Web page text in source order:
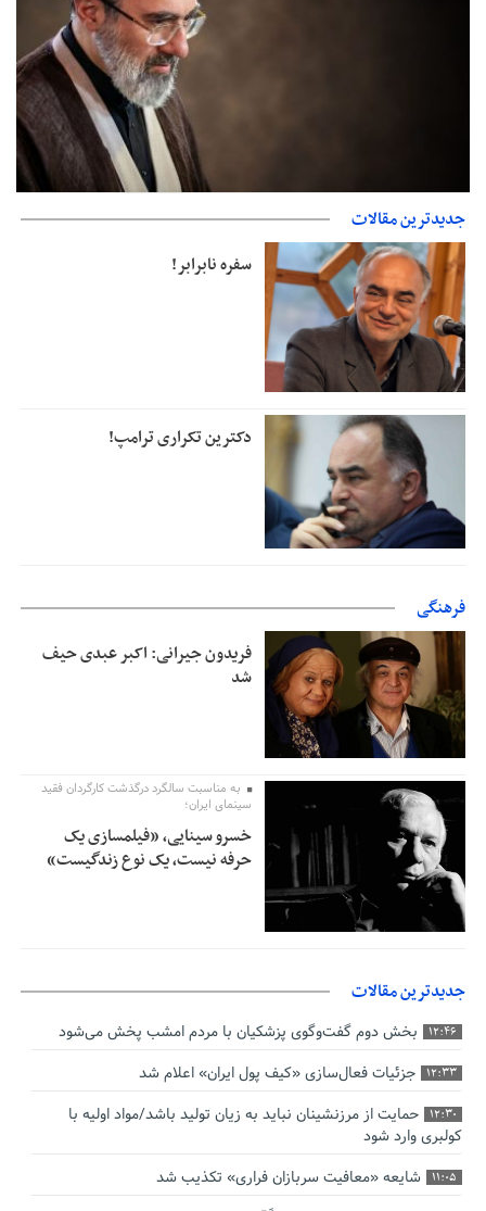
دفتر رهبر انقلاب: مطالب خارج از مراجع رسمی فاقد سندیت است
جدیدترین مقالات
سفره نابرابر!
دکترین تکراری ترامپ!
فرهنگی
فریدون جیرانی: اکبر عبدی حیف
شد
به مناسبت سالگرد درگذشت کارگردان فقید
سینمای ایران؛
خسرو سینایی، «فیلمسازی یک
حرفه نیست، یک نوع زندگیست»
جدیدترین مقالات
12:46 بخش دوم گفت‌وگوی پزشکیان با مردم امشب پخش می‌شود
12:33 جزئیات فعال‌سازی «کیف پول ایران» اعلام شد
12:30
حمایت از مرزنشینان نباید به زیان تولید باشد/مواد اولیه با
کولبری وارد شود
11:05 شایعه «معافیت سربازان فراری» تکذیب شد